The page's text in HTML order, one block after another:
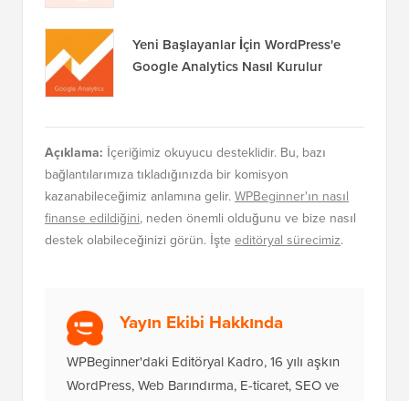
Yeni Başlayanlar İçin WordPress'e
Google Analytics Nasıl Kurulur
Açıklama: İçeriğimiz okuyucu desteklidir. Bu, bazı
bağlantılarımıza tıkladığınızda bir komisyon
kazanabileceğimiz anlamına gelir.WPBeginner'ın nasıl
finanse edildiğini, neden önemli olduğunu ve bize nasıl
destek olabileceğinizi görün. İşte editöryal sürecimiz.
Yayın Ekibi Hakkında
WPBeginner'daki Editöryal Kadro, 16 yılı aşkın
WordPress, Web Barındırma, E-ticaret, SEO ve